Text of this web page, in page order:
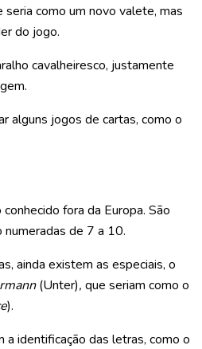
seria como um novo valete, mas
do jogo.
cavalheiresco, justamente
alguns jogos de cartas, como o
fora da Europa. São
de 7 a 10.
ainda existem as especiais, o
(Unter), que seriam como o
).
a identificação das letras, como o